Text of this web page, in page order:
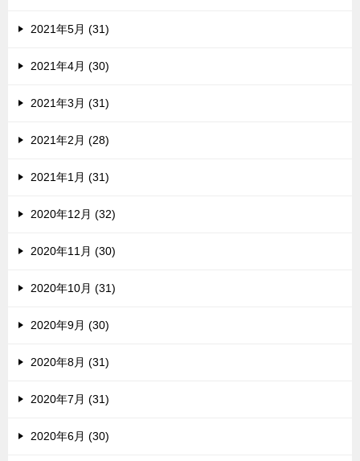
2021年5月 (31)
2021年4月 (30)
2021年3月 (31)
2021年2月 (28)
2021年1月 (31)
2020年12月 (32)
2020年11月 (30)
2020年10月 (31)
2020年9月 (30)
2020年8月 (31)
2020年7月 (31)
2020年6月 (30)